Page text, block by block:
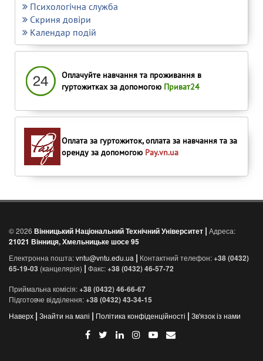
Психологічна служба
Скриня довіри
Календар подій
Оплачуйте навчання та проживання в
гуртожитках за допомогою Приват24
Оплата за гуртожиток, оплата за навчання та за
оренду за допомогою Pay.vn.ua
© 2026 Вінницький Національний Технічний Університет | Адреса:
21021 Вінниця, Хмельницьке шосе 95
Електронна пошта:vntu@vntu.edu.ua | Контактний телефон:+38 (0432)
65-19-03 (канцелярія) | Факс:+38 (0432) 46-57-72
Приймальна комісія:+38 (0432) 46-66-67
Підготовче відділення:+38 (0432) 43-34-15
Наверх | Знайти на мапі | Політика конфіденційності | Зв'язок із нами